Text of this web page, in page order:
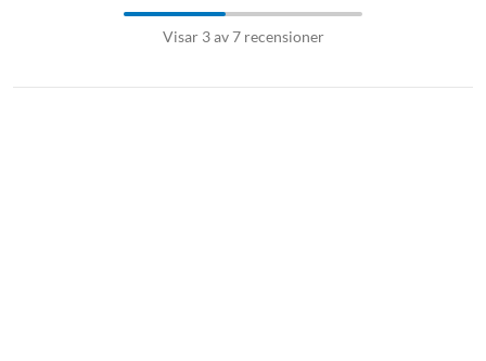
Visar 3 av 7 recensioner